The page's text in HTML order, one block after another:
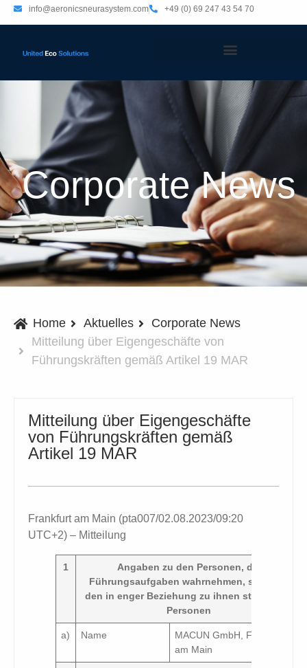
info@aeronicsneurasystem.com +49 (0) 69 247 43 54 70
Corporate News
Home Aktuelles
Corporate News
Mitteilung über Eigengeschäfte von
Führungskräften gemäß Artikel 19 MAR
Mitteilung über Eigengeschäfte
von Führungskräften gemäß
Artikel 19 MAR
Frankfurt am Main (pta007/02.08.2023/09:20
UTC+2) – Mitteilung
1
Angaben zu den Personen, die
Führungsaufgaben wahrnehmen, sowie zu
den in enger Beziehung zu ihnen stehenden
Personen
a) Name
MACUN GmbH, Frankfurt
am Main